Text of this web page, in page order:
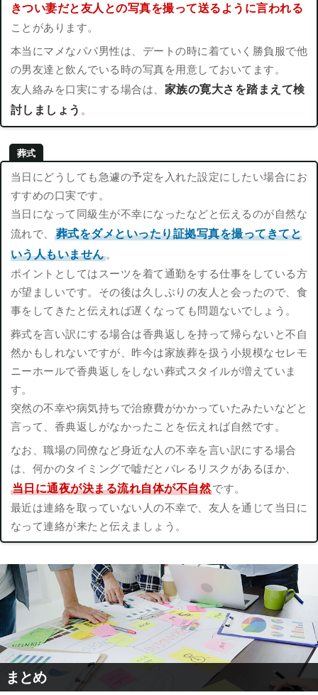
きつい妻だと友人との写真を撮って送るように言われる
ことがあります。
本当にマメなパパ男性は、デートの時に着ていく勝負服で他
の男友達と飲んでいる時の写真を用意しておいてます。
友人絡みを口実にする場合は、 家族の寛大さを踏まえて検
討しましょう 。
葬式
当日にどうしても急遽の予定を入れた設定にしたい場合にお
すすめの口実です。
当日になって同級生が不幸になったなどと伝えるのが自然な
流れで、
葬式をダメといったり証拠写真を撮ってきてと
いう人もいません。
ポイントとしてはスーツを着て通勤をする仕事をしている方
が望ましいです。その後は久しぶりの友人と会ったので、食
事をしてきたと伝えれば遅くなっても問題ないでしょう。
葬式を言い訳にする場合は香典返しを持って帰らないと不自
然かもしれないですが、昨今は家族葬を扱う小規模なセレモ
ニーホールで香典返しをしない葬式スタイルが増えていま
す。
突然の不幸や病気持ちで治療費がかかっていたみたいなどと
言って、香典返しがなかったことを伝えれば自然です。
なお、職場の同僚など身近な人の不幸を言い訳にする場合
は、何かのタイミングで嘘だとバレるリスクがあるほか、
当日に通夜が決まる流れ自体が不自然です。
最近は連絡を取っていない人の不幸で、友人を通じて当日に
なって連絡が来たと伝えましょう。
まとめ